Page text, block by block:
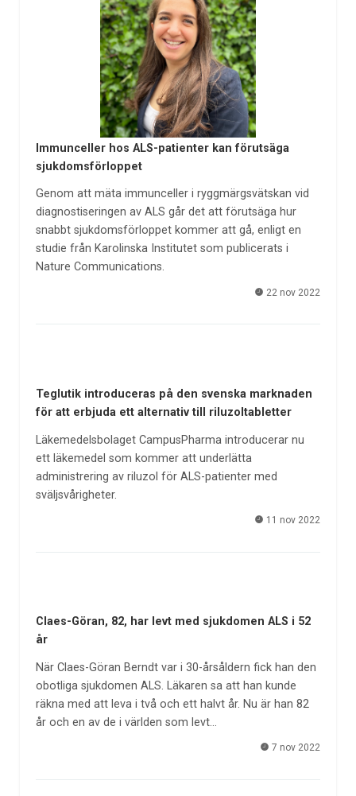
Immunceller hos ALS-patienter kan förutsäga
sjukdomsförloppet
Genom att mäta immunceller i ryggmärgsvätskan vid
diagnostiseringen av ALS går det att förutsäga hur
snabbt sjukdomsförloppet kommer att gå, enligt en
studie från Karolinska Institutet som publicerats i
Nature Communications.
22 nov 2022
Teglutik introduceras på den svenska marknaden
för att erbjuda ett alternativ till riluzoltabletter
Läkemedelsbolaget CampusPharma introducerar nu
ett läkemedel som kommer att underlätta
administrering av riluzol för ALS-patienter med
sväljsvårigheter.
11 nov 2022
Claes-Göran, 82, har levt med sjukdomen ALS i 52
år
När Claes-Göran Berndt var i 30-årsåldern fick han den
obotliga sjukdomen ALS. Läkaren sa att han kunde
räkna med att leva i två och ett halvt år. Nu är han 82
år och en av de i världen som levt…
7 nov 2022